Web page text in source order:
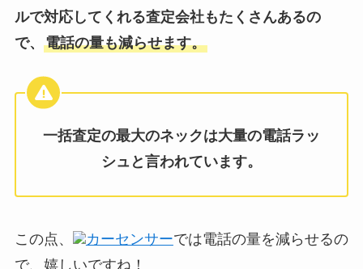
ルで対応してくれる査定会社もたくさんあるの
で、 電話の量も減らせます。
一括査定の最大のネックは大量の電話ラッ
シュと言われています。
この点、 カーセンサーでは電話の量を減らせるの
で、嬉しいですね！